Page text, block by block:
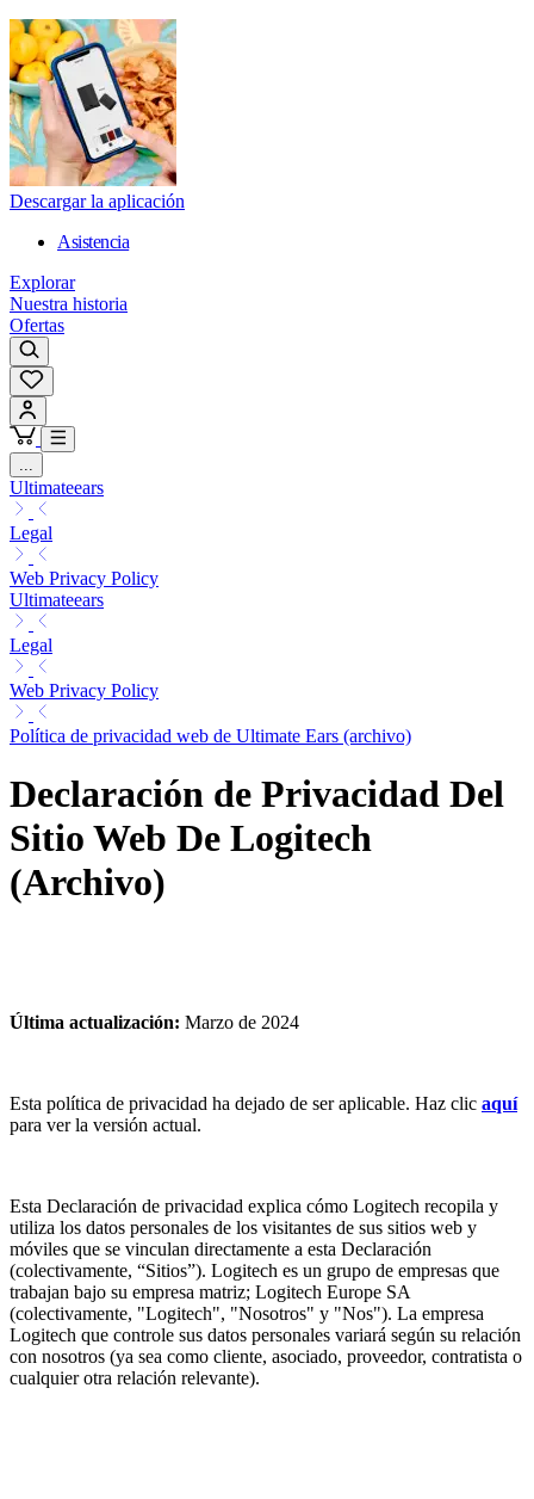
Descargar la aplicación
Asistencia
Explorar
Nuestra historia
Ofertas
...
Ultimateears
Legal
Web Privacy Policy
Ultimateears
Legal
Web Privacy Policy
Política de privacidad web de Ultimate Ears (archivo)
Declaración de Privacidad Del
Sitio Web De Logitech
(Archivo)
Última actualización: Marzo de 2024
Esta política de privacidad ha dejado de ser aplicable. Haz clic aquí
para ver la versión actual.
Esta Declaración de privacidad explica cómo Logitech recopila y
utiliza los datos personales de los visitantes de sus sitios web y
móviles que se vinculan directamente a esta Declaración
(colectivamente, “Sitios”). Logitech es un grupo de empresas que
trabajan bajo su empresa matriz; Logitech Europe SA
(colectivamente, "Logitech", "Nosotros" y "Nos"). La empresa
Logitech que controle sus datos personales variará según su relación
con nosotros (ya sea como cliente, asociado, proveedor, contratista o
cualquier otra relación relevante).